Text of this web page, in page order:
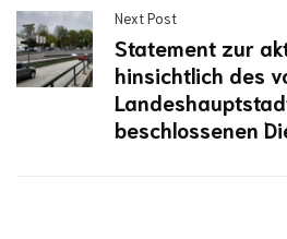
Next Post
Statement zur
hinsichtlich des
beschlossenen